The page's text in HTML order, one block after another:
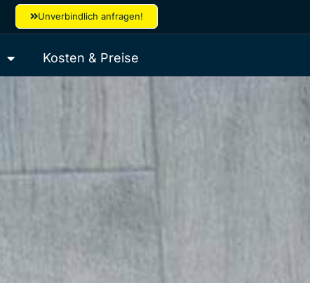
Unverbindlich anfragen!
Kosten & Preise